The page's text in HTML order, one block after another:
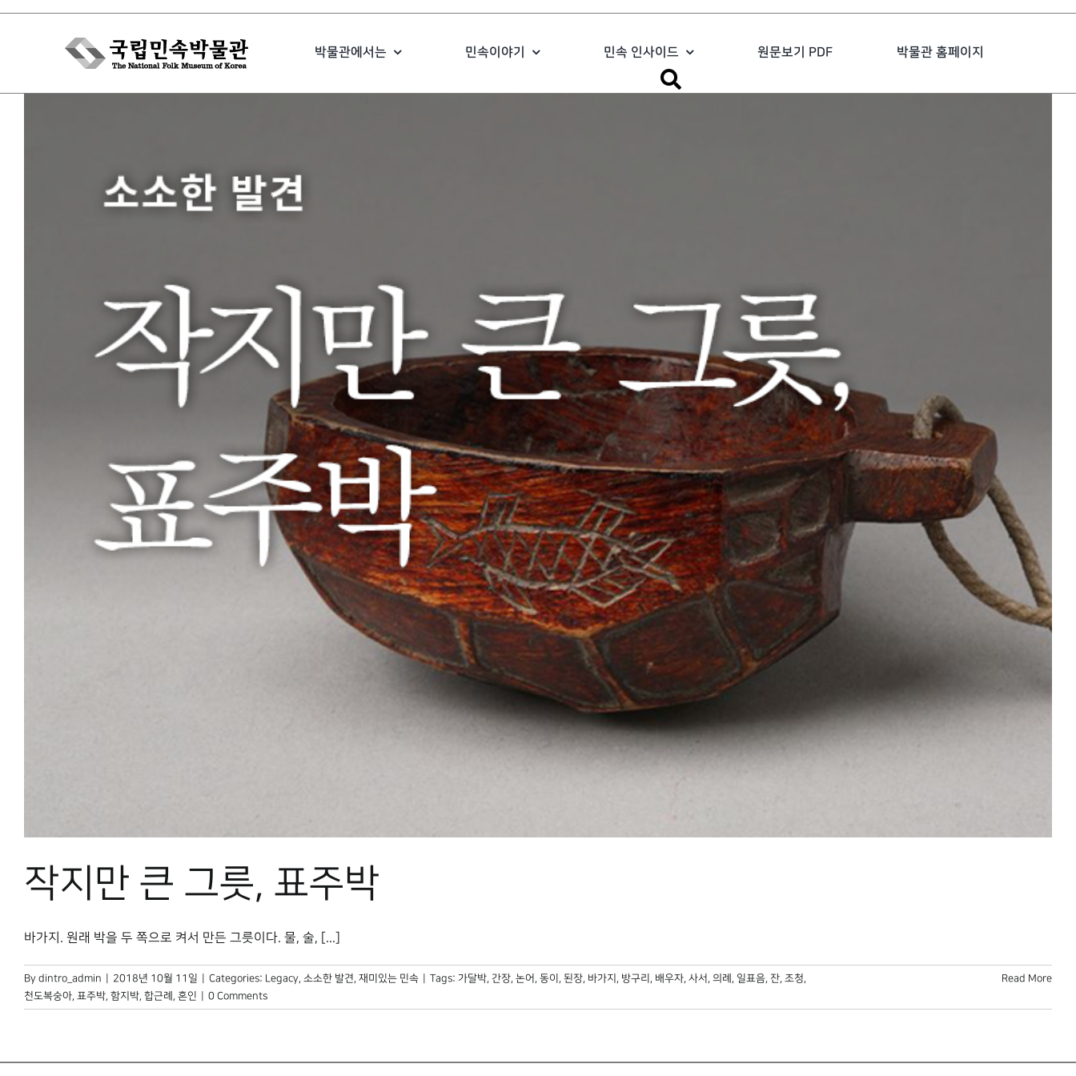
Skip
박물관에서는 민속이야기 민속 인사이드 원문보기 PDF 박물관 홈페이지
작지만 큰 그릇, 표주박
바가지. 원래 박을 두 쪽으로 켜서 만든 그릇이다. 물, 술, [...]
By dintro_admin 2018년 10월 11일 Categories: Legacy, 소소한 발견, 재미있는 민속 Tags: 가달박, 간장, 논어 , 동이 , 된장, 바가지 , 방구리 , 배우자, 사서 , 의례 , 일표음, 잔, 조청,
천도복숭아, 표주박, 함지박, 합근례 , 혼인 0 Comments
Read More